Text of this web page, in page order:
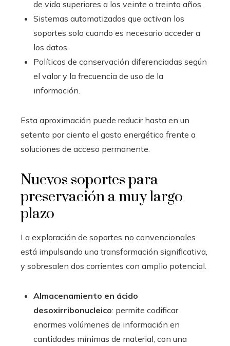
de vida superiores a los veinte o treinta años.
Sistemas automatizados que activan los
soportes solo cuando es necesario acceder a
los datos.
Políticas de conservación diferenciadas según
el valor y la frecuencia de uso de la
información.
Esta aproximación puede reducir hasta en un
setenta por ciento el gasto energético frente a
soluciones de acceso permanente.
Nuevos soportes para
preservación a muy largo
plazo
La exploración de soportes no convencionales
está impulsando una transformación significativa,
y sobresalen dos corrientes con amplio potencial.
Almacenamiento en ácido
desoxirribonucleico: permite codificar
enormes volúmenes de información en
cantidades mínimas de material, con una